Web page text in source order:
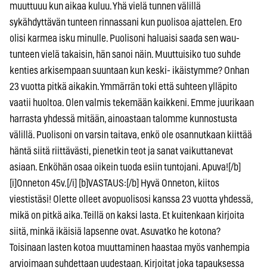
muuttuuu kun aikaa kuluu. Yhä vielä tunnen välillä
sykähdyttävän tunteen rinnassani kun puolisoa ajattelen. Ero
olisi karmea isku minulle. Puolisoni haluaisi saada sen wau-
tunteen vielä takaisin, hän sanoi näin. Muuttuisiko tuo suhde
kenties arkisempaan suuntaan kun keski- ikäistymme? Onhan
23 vuotta pitkä aikakin. Ymmärrän toki että suhteen ylläpito
vaatii huoltoa. Olen valmis tekemään kaikkeni. Emme juurikaan
harrasta yhdessä mitään, ainoastaan talomme kunnostusta
välillä. Puolisoni on varsin taitava, enkö ole osannutkaan kiittää
häntä siitä riittävästi, pienetkin teot ja sanat vaikuttanevat
asiaan. Enköhän osaa oikein tuoda esiin tuntojani. Apuva![/b]
[i]Onneton 45v.[/i] [b]VASTAUS:[/b] Hyvä Onneton, kiitos
viestistäsi! Olette olleet avopuolisosi kanssa 23 vuotta yhdessä,
mikä on pitkä aika. Teillä on kaksi lasta. Et kuitenkaan kirjoita
siitä, minkä ikäisiä lapsenne ovat. Asuvatko he kotona?
Toisinaan lasten kotoa muuttaminen haastaa myös vanhempia
arvioimaan suhdettaan uudestaan. Kirjoitat joka tapauksessa